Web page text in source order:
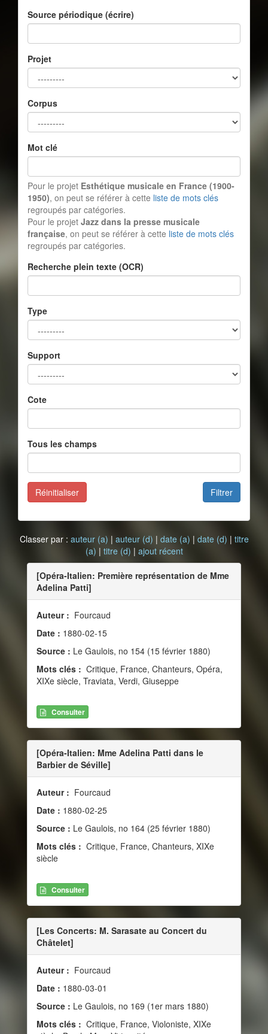
Source périodique (écrire)
Projet
Corpus
Mot clé
Pour le projet Esthétique musicale en France (1900-
1950), on peut se référer à cette liste de mots clés
regroupés par catégories.
Pour le projet Jazz dans la presse musicale
française, on peut se référer à cette liste de mots clés
regroupés par catégories.
Recherche plein texte (OCR)
Type
Support
Cote
Tous les champs
Filtrer
Réinitialiser
Classer par : auteur (a) | auteur (d) | date (a) | date (d) | titre
(a) | titre (d) | ajout récent
[Opéra-Italien: Première représentation de Mme
Adelina Patti]
Auteur : Fourcaud
Date : 1880-02-15
Source : Le Gaulois, no 154 (15 février 1880)
Mots clés : Critique, France, Chanteurs, Opéra,
XIXe siècle, Traviata, Verdi, Giuseppe
Consulter
[Opéra-Italien: Mme Adelina Patti dans le
Barbier de Séville]
Auteur : Fourcaud
Date : 1880-02-25
Source : Le Gaulois, no 164 (25 février 1880)
Mots clés : Critique, France, Chanteurs, XIXe
siècle
Consulter
[Les Concerts: M. Sarasate au Concert du
Châtelet]
Auteur : Fourcaud
Date : 1880-03-01
Source : Le Gaulois, no 169 (1er mars 1880)
Mots clés : Critique, France, Violoniste, XIXe